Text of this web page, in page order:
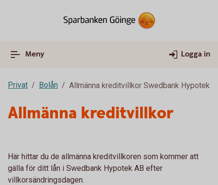
Meny Logga in
Privat Bolån Allmänna kreditvillkor Swedbank Hypotek
Allmänna kreditvillkor
Här hittar du de allmänna kreditvillkoren som kommer att
gälla för ditt lån i Swedbank Hypotek AB efter
villkorsändringsdagen.